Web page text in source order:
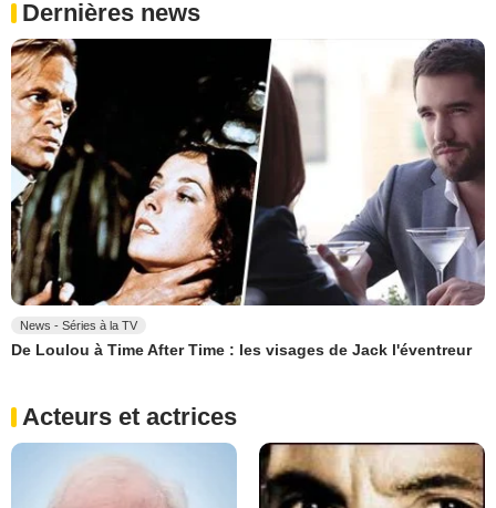
Dernières news
News - Séries à la TV
De Loulou à Time After Time : les visages de Jack l'éventreur
Acteurs et actrices